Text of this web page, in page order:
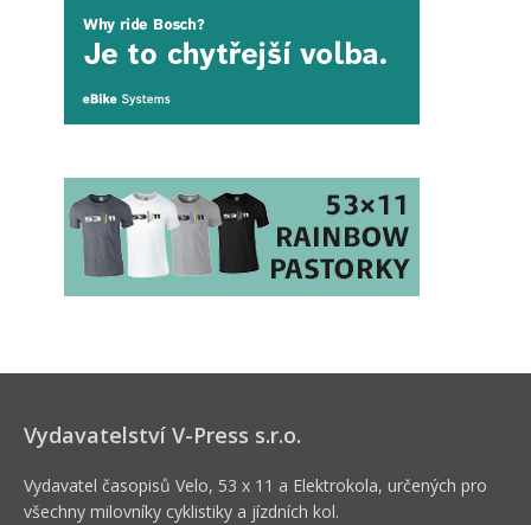
Vydavatelství V-Press s.r.o.
Vydavatel časopisů Velo, 53 x 11 a Elektrokola, určených pro
všechny milovníky cyklistiky a jízdních kol.